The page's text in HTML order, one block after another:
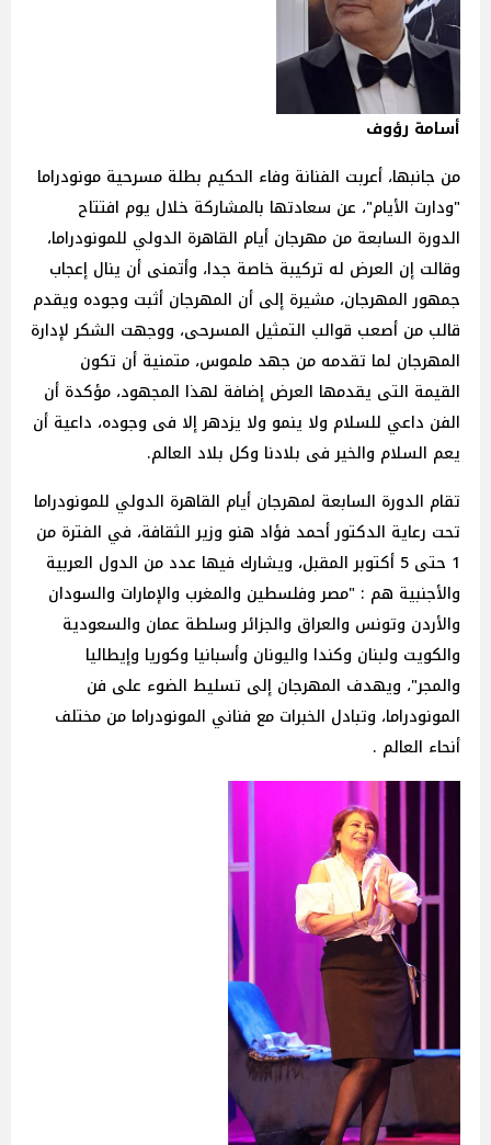
أسامة رؤوف
من جانبها، أعربت الفنانة وفاء الحكيم بطلة مسرحية مونودراما
"ودارت الأيام"، عن سعادتها بالمشاركة خلال يوم افتتاح
الدورة السابعة من مهرجان أيام القاهرة الدولي للمونودراما،
وقالت إن العرض له تركيبة خاصة جدا، وأتمنى أن ينال إعجاب
جمهور المهرجان، مشيرة إلى أن المهرجان أثبت وجوده ويقدم
قالب من أصعب قوالب التمثيل المسرحى، ووجهت الشكر لإدارة
المهرجان لما تقدمه من جهد ملموس، متمنية أن تكون
القيمة التى يقدمها العرض إضافة لهذا المجهود، مؤكدة أن
الفن داعي للسلام ولا ينمو ولا يزدهر إلا فى وجوده، داعية أن
يعم السلام والخير فى بلادنا وكل بلاد العالم.
تقام الدورة السابعة لمهرجان أيام القاهرة الدولي للمونودراما
تحت رعاية الدكتور أحمد فؤاد هنو وزير الثقافة، في الفترة من
1 حتى 5 أكتوبر المقبل، ويشارك فيها عدد من الدول العربية
والأجنبية هم : "مصر وفلسطين والمغرب والإمارات والسودان
والأردن وتونس والعراق والجزائر وسلطة عمان والسعودية
والكويت ولبنان وكندا واليونان وأسبانيا وكوريا وإيطاليا
والمجر"، ويهدف المهرجان إلى تسليط الضوء على فن
المونودراما، وتبادل الخبرات مع فناني المونودراما من مختلف
أنحاء العالم .